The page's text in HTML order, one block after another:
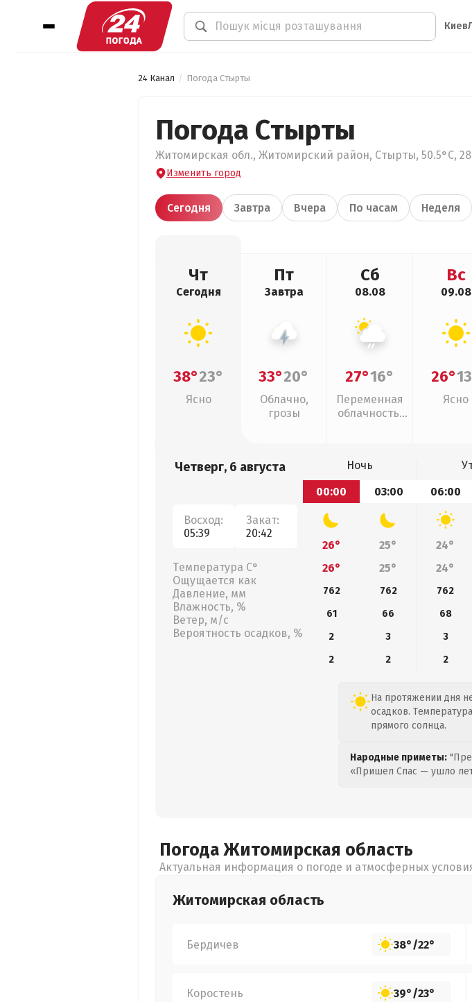
Киев
24 Канал Погода Стырты
Погода Стырты
Житомирская обл., Житомирский район, Стырты, 50.5°С,
Изменить город
Сегодня Завтра Вчера По часам Неделя
Чт
Сегодня
38°23°
Ясно
Пт
Завтра
33°20°
Облачно,
грозы
Сб
08.08
27°16°
Переменная
облачность,
Вс
09.08
26°
Ясно
Четверг, 6 августа
Восход:
05:39
Закат:
20:42
Температура С°
Ощущается как
Давление, мм
Влажность, %
Ветер, м/с
Вероятность осадков, %
Ночь
00:00
03:00 06:00
26° 25° 24°
26°
25° 24°
762 762 762
61
66 68
2
3 3
2
2 2
На протяжении дня
осадков.
прямого солнца.
Народные приметы:
«Пришел Спас — ушло
Погода Житомирская область
Актуальная информация о погоде и атмосферных
Житомирская область
Бердичев 38°/22°
Коростень 39°/23°